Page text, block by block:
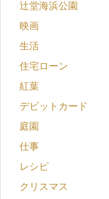
辻堂海浜公園
映画
生活
住宅ローン
紅葉
デビットカード
庭園
仕事
レシピ
クリスマス